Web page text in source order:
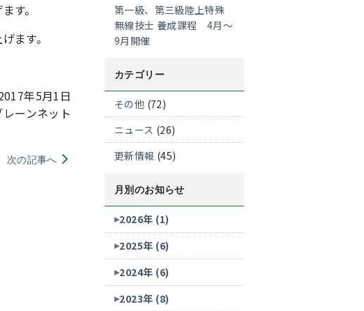
す。
ます。
年5月1日
ーンネット
次の記事へ
第一級、第三級陸上特殊
無線技士 養成課程 4月～
9月開催
カテゴリー
その他 (72)
ニュース (26)
更新情報 (45)
月別のお知らせ
2026年 (1)
2025年 (6)
2024年 (6)
2023年 (8)